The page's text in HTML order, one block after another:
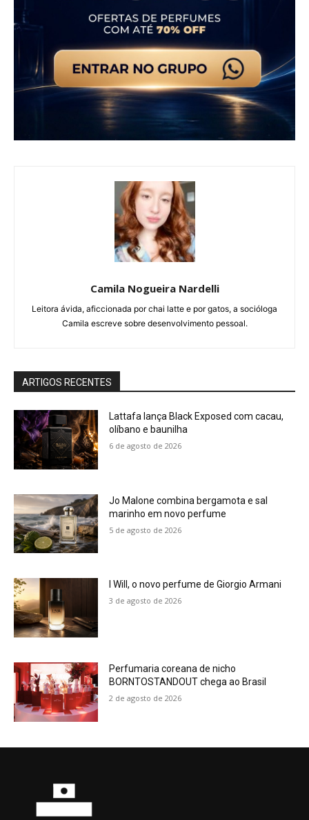
Camila Nogueira Nardelli
Leitora ávida, aficcionada por chai latte e por gatos, a socióloga
Camila escreve sobre desenvolvimento pessoal.
ARTIGOS RECENTES
Lattafa lança Black Exposed com cacau,
olíbano e baunilha
6 de agosto de 2026
Jo Malone combina bergamota e sal
marinho em novo perfume
5 de agosto de 2026
I Will, o novo perfume de Giorgio Armani
3 de agosto de 2026
Perfumaria coreana de nicho
BORNTOSTANDOUT chega ao Brasil
2 de agosto de 2026